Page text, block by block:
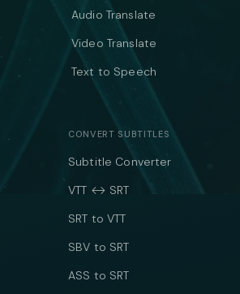
Audio Translate
Video Translate
Text to Speech
CONVERT SUBTITLES
Subtitle Converter
VTT ↔ SRT
SRT to VTT
SBV to SRT
ASS to SRT